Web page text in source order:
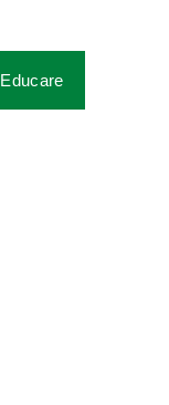
Educare